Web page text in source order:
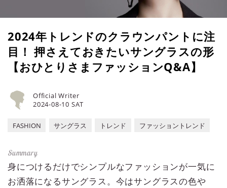
2024年トレンドのクラウンパントに注
目！ 押さえておきたいサングラスの形
【おひとりさまファッションQ&A】
2024-08-10 SAT
Official Writer
FASHION サングラス トレンド ファッショントレンド
身につけるだけでシンプルなファッションが一気に
お洒落になるサングラス。今はサングラスの色や